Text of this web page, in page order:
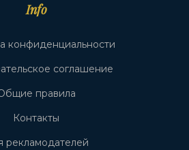
Info
конфиденциальности
соглашение
правила
Контакты
рекламодателей